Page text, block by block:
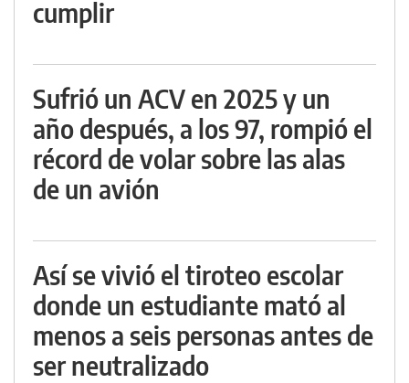
cumplir
Sufrió un ACV en 2025 y un
año después, a los 97, rompió el
récord de volar sobre las alas
de un avión
Así se vivió el tiroteo escolar
donde un estudiante mató al
menos a seis personas antes de
ser neutralizado